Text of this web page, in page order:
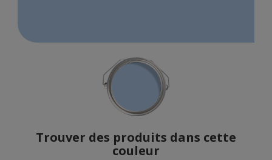
Trouver des produits dans cette
couleur